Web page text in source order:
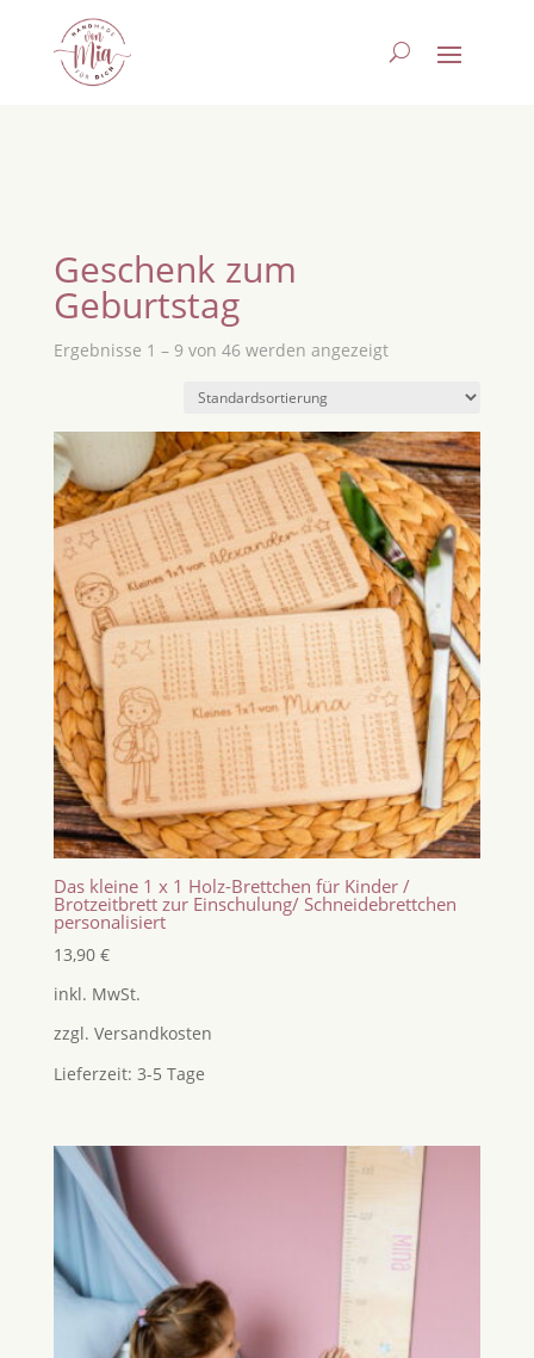
Geschenk zum
Geburtstag
Ergebnisse 1 – 9 von 46 werden angezeigt
Das kleine 1 x 1 Holz-Brettchen für Kinder /
Brotzeitbrett zur Einschulung/ Schneidebrettchen
personalisiert
13,90 €
inkl. MwSt.
zzgl. Versandkosten
Lieferzeit: 3-5 Tage